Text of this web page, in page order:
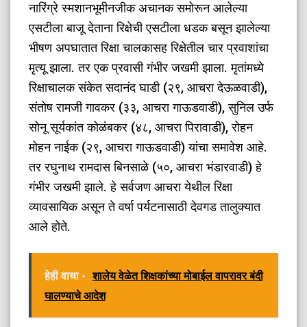
नारिंग्रे स्मशानभूमीनजीक अचानक समोरून आलेल्या
एसटीला बाजू देताना रिक्षेची एसटीला धडक बसून झालेल्या
भीषण अपघातात रिक्षा चालकासह रिक्षेतील चार प्रवाशांचा
मृत्यू झाला. तर एक प्रवासी गंभीर जखमी झाला. मृतांमध्ये
रिक्षाचालक संकेत सदानंद घाडी (२९, आचरा देऊळवाडी),
संतोष रामजी गावकर (३३, आचरा गाऊडवाडी), सुनिल उर्फ
सोनू सूर्यकांत कोळंबकर (४८, आचरा पिरावाडी), रोहन
मोहन नाईक (२९, आचरा गाऊडवाडी) यांचा समावेश आहे.
तर रघुनाथ रामदास बिनसाळे (५०, आचरा भंडारवाडी) हे
गंभीर जखमी झाले. हे सर्वजण आचरा येथील रिक्षा
व्यावसायिक असून ते वर्षा पर्यटनासाठी देवगड तालुक्यात
आले होते.
हेही वाचा - शालेय वेळेत शिक्षकांच्या मोबाईल वापरावर बंदी
घालण्याचे आदेश